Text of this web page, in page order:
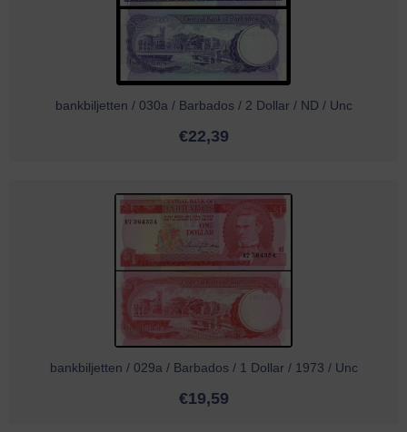
bankbiljetten / 030a / Barbados / 2 Dollar / ND / Unc
€22,39
bankbiljetten / 029a / Barbados / 1 Dollar / 1973 / Unc
€19,59